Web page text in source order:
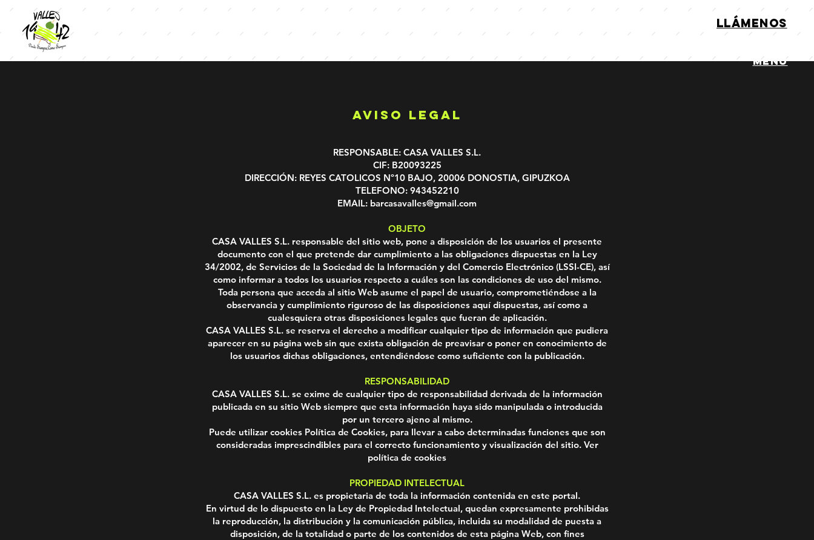
MENú
LLÁMENOS
AVISO LEGAL
RESPONSABLE: CASA VALLES S.L.
CIF: B20093225
DIRECCIÓN: REYES CATOLICOS Nº10 BAJO, 20006 DONOSTIA, GIPUZKOA
TELEFONO: 943452210
EMAIL: barcasavalles@gmail.com
OBJETO
CASA VALLES S.L. responsable del sitio web, pone a disposición de los usuarios el presente
documento con el que pretende dar cumplimiento a las obligaciones dispuestas en la Ley
34/2002, de Servicios de la Sociedad de la Información y del Comercio Electrónico (LSSI-CE), así
como informar a todos los usuarios respecto a cuáles son las condiciones de uso del mismo.
Toda persona que acceda al sitio Web asume el papel de usuario, comprometiéndose a la
observancia y cumplimiento riguroso de las disposiciones aquí dispuestas, así como a
cualesquiera otras disposiciones legales que fueran de aplicación.
CASA VALLES S.L. se reserva el derecho a modificar cualquier tipo de información que pudiera
aparecer en su página web sin que exista obligación de preavisar o poner en conocimiento de
los usuarios dichas obligaciones, entendiéndose como suficiente con la publicación.
RESPONSABILIDAD
CASA VALLES S.L. se exime de cualquier tipo de responsabilidad derivada de la información
publicada en su sitio Web siempre que esta información haya sido manipulada o introducida
por un tercero ajeno al mismo.
Puede utilizar cookies Política de Cookies, para llevar a cabo determinadas funciones que son
consideradas imprescindibles para el correcto funcionamiento y visualización del sitio. Ver
política de cookies
PROPIEDAD INTELECTUAL
CASA VALLES S.L. es propietaria de toda la información contenida en este portal.
En virtud de lo dispuesto en la Ley de Propiedad Intelectual, quedan expresamente prohibidas
la reproducción, la distribución y la comunicación pública, incluida su modalidad de puesta a
disposición, de la totalidad o parte de los contenidos de esta página Web, con fines